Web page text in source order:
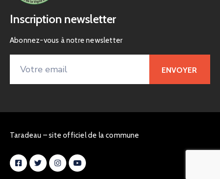
Inscription newsletter
Abonnez-vous à notre newsletter
Taradeau – site officiel de la commune